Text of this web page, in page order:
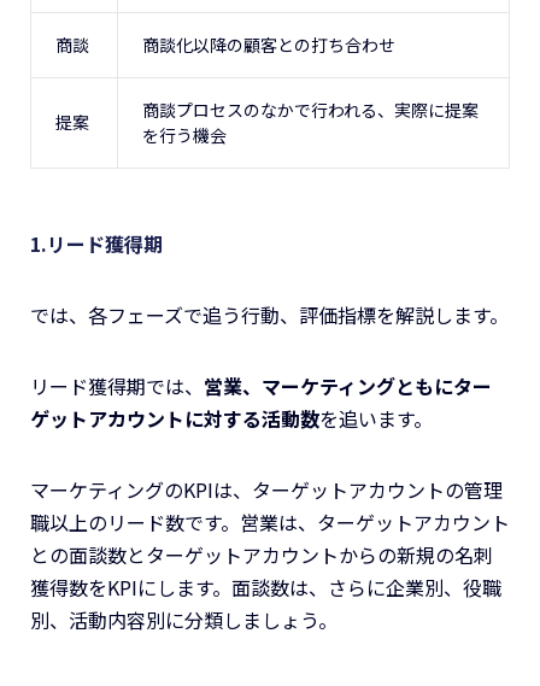
商談 商談化以降の顧客との打ち合わせ
提案
商談プロセスのなかで行われる、実際に提案
を行う機会
1.リード獲得期
では、各フェーズで追う行動、評価指標を解説します。
リード獲得期では、 営業、マーケティングともにター
ゲットアカウントに対する活動数を追います。
マーケティングのKPIは、ターゲットアカウントの管理
職以上のリード数です。営業は、ターゲットアカウント
との面談数とターゲットアカウントからの新規の名刺
獲得数をKPIにします。面談数は、さらに企業別、役職
別、活動内容別に分類しましょう。